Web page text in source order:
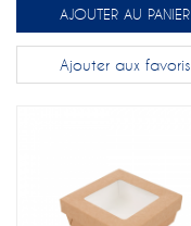
AJOUTER AU PANIER
Ajouter aux favoris